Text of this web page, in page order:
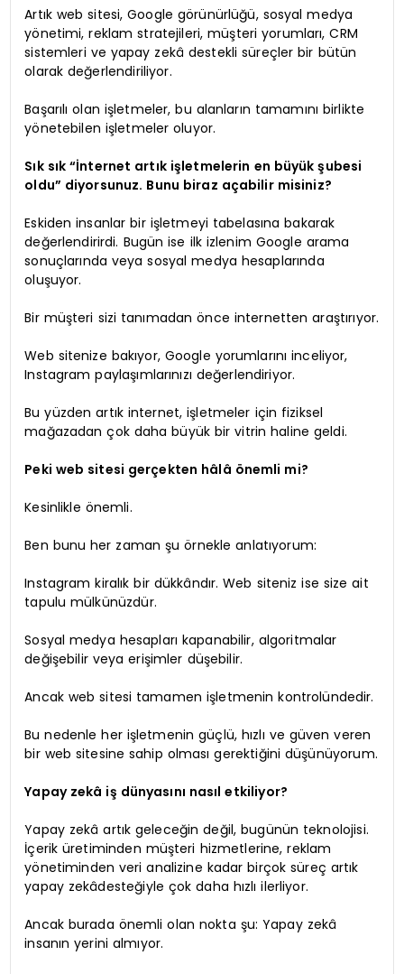
Artık web sitesi, Google görünürlüğü, sosyal medya
yönetimi, reklam stratejileri, müşteri yorumları, CRM
sistemleri ve yapay zekâ destekli süreçler bir bütün
olarak değerlendiriliyor.
Başarılı olan işletmeler, bu alanların tamamını birlikte
yönetebilen işletmeler oluyor.
Sık sık “İnternet artık işletmelerin en büyük şubesi
oldu” diyorsunuz. Bunu biraz açabilir misiniz?
Eskiden insanlar bir işletmeyi tabelasına bakarak
değerlendirirdi. Bugün ise ilk izlenim Google arama
sonuçlarında veya sosyal medya hesaplarında
oluşuyor.
Bir müşteri sizi tanımadan önce internetten araştırıyor.
Web sitenize bakıyor, Google yorumlarını inceliyor,
Instagram paylaşımlarınızı değerlendiriyor.
Bu yüzden artık internet, işletmeler için fiziksel
mağazadan çok daha büyük bir vitrin haline geldi.
Peki web sitesi gerçekten hâlâ önemli mi?
Kesinlikle önemli.
Ben bunu her zaman şu örnekle anlatıyorum:
Instagram kiralık bir dükkândır. Web siteniz ise size ait
tapulu mülkünüzdür.
Sosyal medya hesapları kapanabilir, algoritmalar
değişebilir veya erişimler düşebilir.
Ancak web sitesi tamamen işletmenin kontrolündedir.
Bu nedenle her işletmenin güçlü, hızlı ve güven veren
bir web sitesine sahip olması gerektiğini düşünüyorum.
Yapay zekâ iş dünyasını nasıl etkiliyor?
Yapay zekâ artık geleceğin değil, bugünün teknolojisi.
İçerik üretiminden müşteri hizmetlerine, reklam
yönetiminden veri analizine kadar birçok süreç artık
yapay zekâdesteğiyle çok daha hızlı ilerliyor.
Ancak burada önemli olan nokta şu: Yapay zekâ
insanın yerini almıyor.